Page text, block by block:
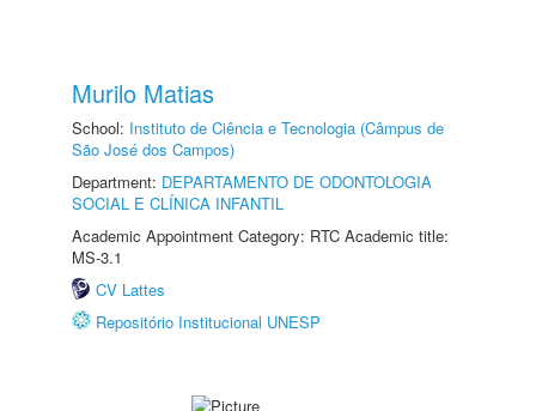
Murilo Matias
School: Instituto de Ciência e Tecnologia (Câmpus de
São José dos Campos)
Department: DEPARTAMENTO DE ODONTOLOGIA
SOCIAL E CLÍNICA INFANTIL
Academic Appointment Category: RTC Academic title:
MS-3.1
CV Lattes
Repositório Institucional UNESP